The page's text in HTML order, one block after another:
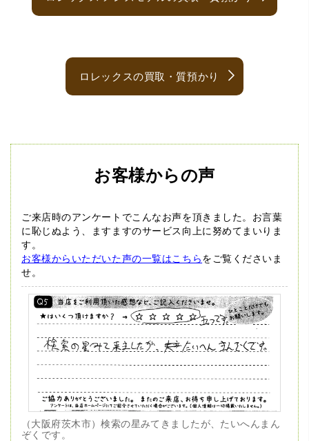
ロレックスの買取・質預かり
お客様からの声
ご来店時のアンケートでこんなお声を頂きました。 お言葉
に恥じぬよう、ますますのサービス向上に努めてまいりま
す。
お客様からいただいた声の一覧はこちらをご覧くださいま
せ。
（大阪府茨木市）検索の星みてきましたが、たいへんまん
ぞくです。